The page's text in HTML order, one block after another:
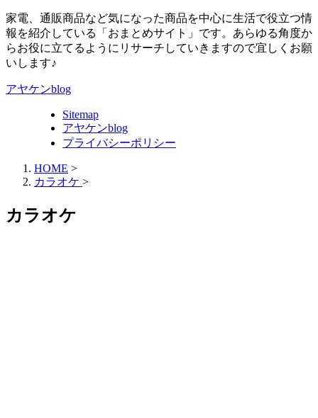
家電、通販商品など気になった商品を中心に生活で役立つ情
報を紹介している「おまとめサイト」です。あらゆる角度か
らお役に立てるようにリサーチしていきますので宜しくお願
いします♪
アヤケンblog
Sitemap
アヤケンblog
プライバシーポリシー
HOME >
カラオケ >
カラオケ